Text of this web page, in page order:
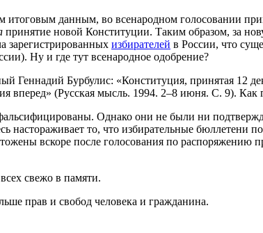
данным, во всенародном голосовании
принятие новой Конституции. Таким образом, за
зарегистрированных избирателей в России, что
Ну и где тут всенародное одобрение?
Бурбулис: «Конституция, принятая 12
вперед» (Русская мысль. 1994. 2–8 июня. С. 9).
Однако они не были ни
настораживает то, что избирательные
вскоре после голосования по распоряжению
свежо в памяти.
прав и свобод человека и гражданина.